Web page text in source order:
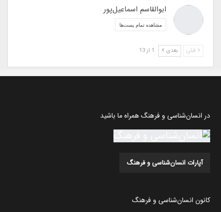
ابوالقاسم اسماعیل‌پور
مشاهده تمام پست‌ها
قبلی بعدی
در انسان‌شناسی و فرهنگ همراه ما باشید
آپارات انسان‌شناسی و فرهنگ
کانون انسان‌شناسی و فرهنگ